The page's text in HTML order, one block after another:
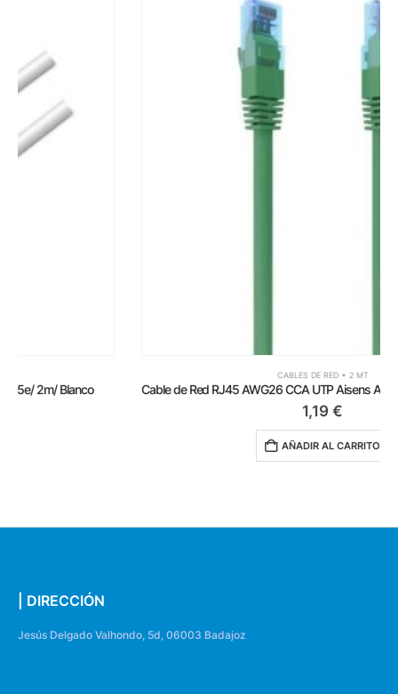
Cable de Red RJ45 AWG26 CCA UTP Aisens A135-0811 Cat.6/ 2m/ Verde
| DIRECCIÓN
Jesús Delgado Valhondo, 5d, 06003 Badajoz